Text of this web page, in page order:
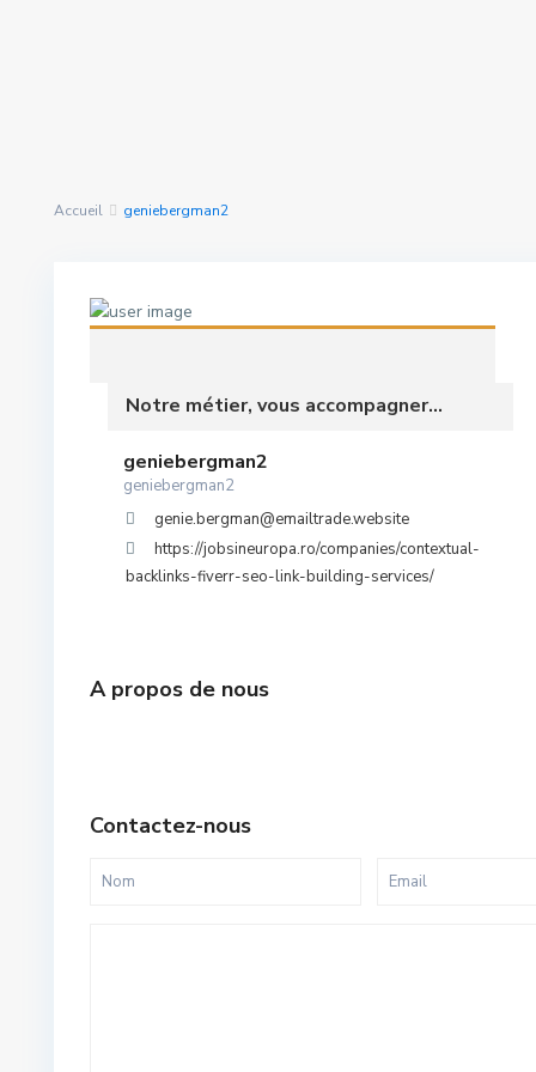
Accueil geniebergman2
Notre métier, vous accompagner...
geniebergman2
geniebergman2
genie.bergman@emailtrade.website
https://jobsineuropa.ro/companies/contextual-
backlinks-fiverr-seo-link-building-services/
A propos de nous
Contactez-nous